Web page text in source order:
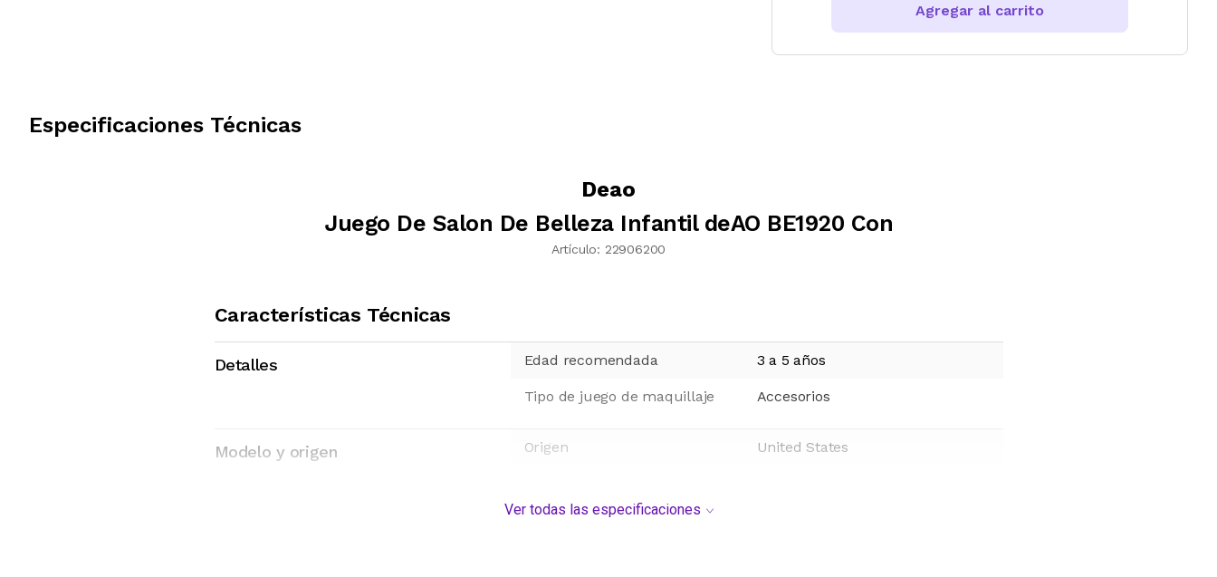
Agregar al carrito
Especificaciones Técnicas
Deao
Juego De Salon De Belleza Infantil deAO BE1920 Con
Artículo: 22906200
Características Técnicas
Detalles Edad recomendada 3 a 5 años
Tipo de juego de maquillaje Accesorios
Modelo y origen Origen United States
Ver todas las especificaciones